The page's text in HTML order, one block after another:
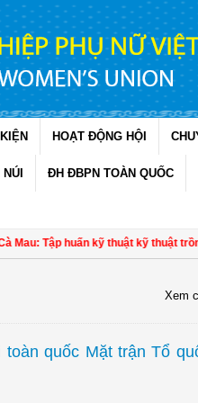
HOẠT ĐỘNG HỘI
ĐH ĐBPN TOÀN QUỐC
huấn kỹ thuật kỹ thuật trồng rau
Xem
quốc Mặt trận Tổ